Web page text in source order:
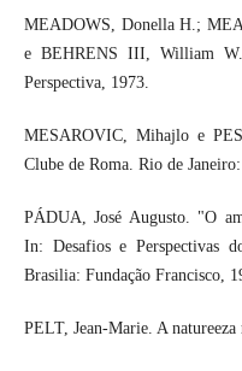
MEADOWS, Donella H.;
e BEHRENS III, William
Perspectiva, 1973.
MESAROVIC, Mihajlo e
Clube de Roma. Rio de
PÁDUA, José Augusto. "O
In: Desafios e Perspectivas
Brasilia: Fundação Francisco,
PELT, Jean-Marie. A